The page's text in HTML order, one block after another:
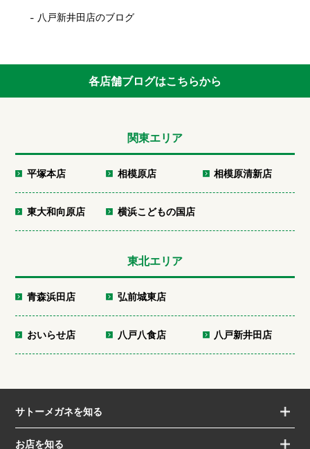
八戸新井田店のブログ
各店舗ブログはこちらから
関東エリア
平塚本店 相模原店 相模原清新店
東大和向原店 横浜こどもの国店
東北エリア
青森浜田店 弘前城東店
おいらせ店 八戸八食店 八戸新井田店
サトーメガネを知る
お店を知る